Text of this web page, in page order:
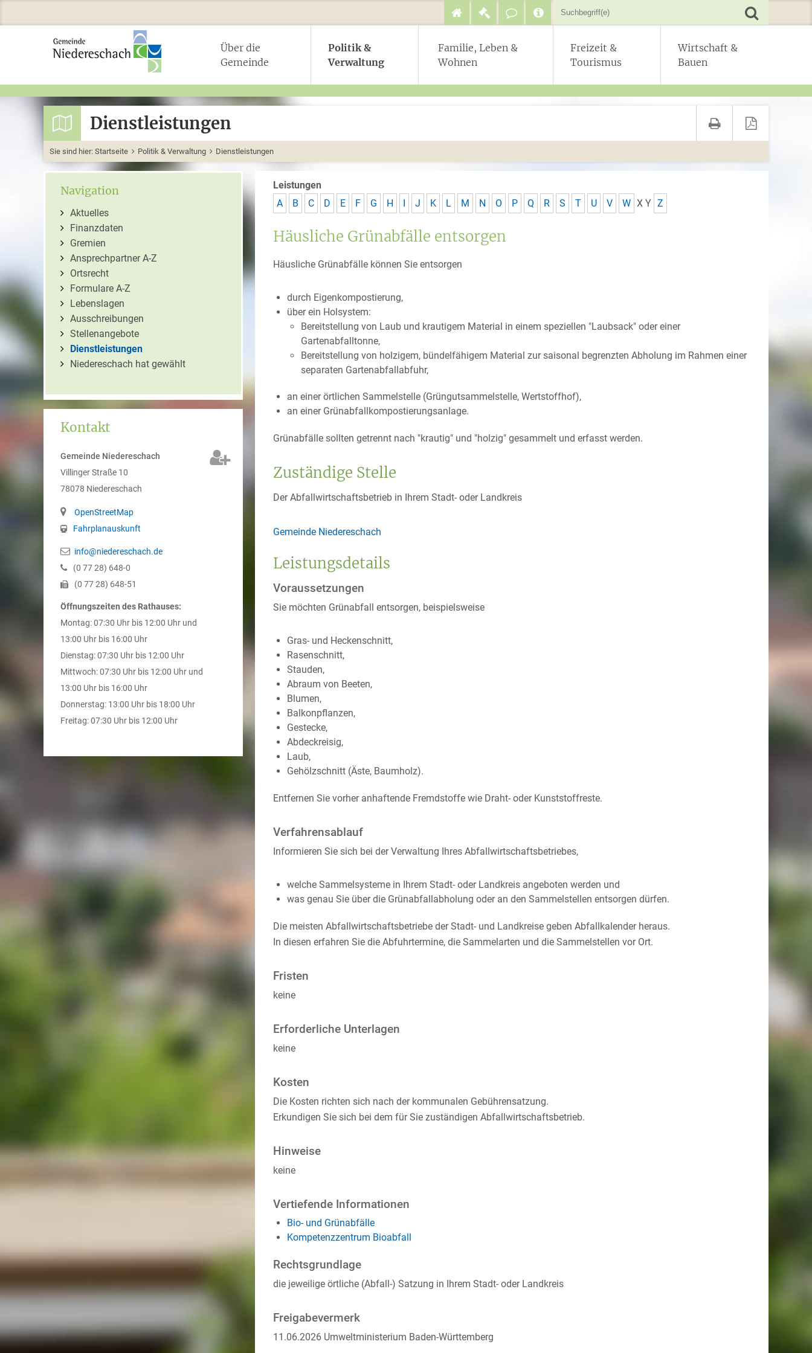
Über die
Gemeinde
Politik &
Verwaltung
Familie, Leben &
Wohnen
Freizeit &
Tourismus
Wirtschaft &
Bauen
Dienstleistungen
Sie sind hier: Startseite Politik & Verwaltung Dienstleistungen
Navigation
Aktuelles
Finanzdaten
Gremien
Ansprechpartner A-Z
Ortsrecht
Formulare A-Z
Lebenslagen
Ausschreibungen
Stellenangebote
Dienstleistungen
Niedereschach hat gewählt
Kontakt
Gemeinde Niedereschach
Villinger Straße 10
78078 Niedereschach
OpenStreetMap
Fahrplanauskunft
info@niedereschach.de
(0 7728) 648-0
(0 7728) 648-51
Öffnungszeiten des Rathauses:
Montag: 07:30 Uhr bis 12:00 Uhr und
13:00 Uhr bis 16:00 Uhr
Dienstag: 07:30 Uhr bis 12:00 Uhr
Mittwoch: 07:30 Uhr bis 12:00 Uhr und
13:00 Uhr bis 16:00 Uhr
Donnerstag: 13:00 Uhr bis 18:00 Uhr
Freitag: 07:30 Uhr bis 12:00 Uhr
Leistungen
A
B C D E F G H I J K L M N O P Q R S T U V W X Y Z
Häusliche Grünabfälle entsorgen
Häusliche Grünabfälle können Sie entsorgen
durch Eigenkompostierung,
über ein Holsystem:
Bereitstellung von Laub und krautigem Material in einem speziellen "Laubsack" oder einer
Gartenabfalltonne,
Bereitstellung von holzigem, bündelfähigem Material zur saisonal begrenzten Abholung im Rahmen einer
separaten Gartenabfallabfuhr,
an einer örtlichen Sammelstelle (Grüngutsammelstelle, Wertstoffhof),
an einer Grünabfallkompostierungsanlage.
Grünabfälle sollten getrennt nach "krautig" und "holzig" gesammelt und erfasst werden.
Zuständige Stelle
Der Abfallwirtschaftsbetrieb in Ihrem Stadt- oder Landkreis
Gemeinde Niedereschach
Leistungsdetails
Voraussetzungen
Sie möchten Grünabfall entsorgen, beispielsweise
Gras- und Heckenschnitt,
Rasenschnitt,
Stauden,
Abraum von Beeten,
Blumen,
Balkonpflanzen,
Gestecke,
Abdeckreisig,
Laub,
Gehölzschnitt (Äste, Baumholz).
Entfernen Sie vorher anhaftende Fremdstoffe wie Draht- oder Kunststoffreste.
Verfahrensablauf
Informieren Sie sich bei der Verwaltung Ihres Abfallwirtschaftsbetriebes,
welche Sammelsysteme in Ihrem Stadt- oder Landkreis angeboten werden und
was genau Sie über die Grünabfallabholung oder an den Sammelstellen entsorgen dürfen.
Die meisten Abfallwirtschaftsbetriebe der Stadt- und Landkreise geben Abfallkalender heraus.
In diesen erfahren Sie die Abfuhrtermine, die Sammelarten und die Sammelstellen vor Ort.
Fristen
keine
Erforderliche Unterlagen
keine
Kosten
Die Kosten richten sich nach der kommunalen Gebührensatzung.
Erkundigen Sie sich bei dem für Sie zuständigen Abfallwirtschaftsbetrieb.
Hinweise
keine
Vertiefende Informationen
Bio- und Grünabfälle
Kompetenzzentrum Bioabfall
Rechtsgrundlage
die jeweilige örtliche (Abfall-) Satzung in Ihrem Stadt- oder Landkreis
Freigabevermerk
11.06.2026 Umweltministerium Baden-Württemberg